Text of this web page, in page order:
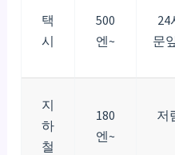
택
시
500
엔~
24
문
지
하
철
180
엔~
저